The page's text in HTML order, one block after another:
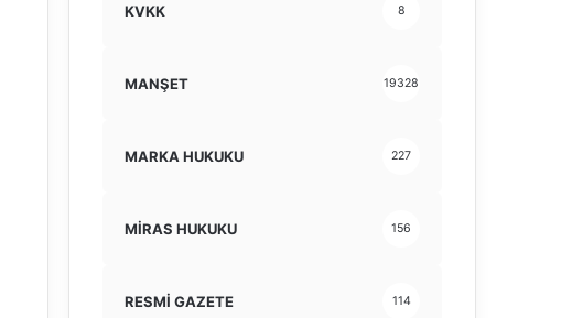
KVKK 8
MANŞET 19328
MARKA HUKUKU 227
MİRAS HUKUKU 156
RESMİ GAZETE 114